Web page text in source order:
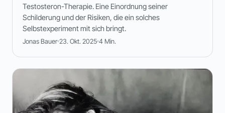
Testosteron-Therapie. Eine Einordnung seiner
Schilderung und der Risiken, die ein solches
Selbstexperiment mit sich bringt.
Jonas Bauer 23. Okt. 2025 4 Min.